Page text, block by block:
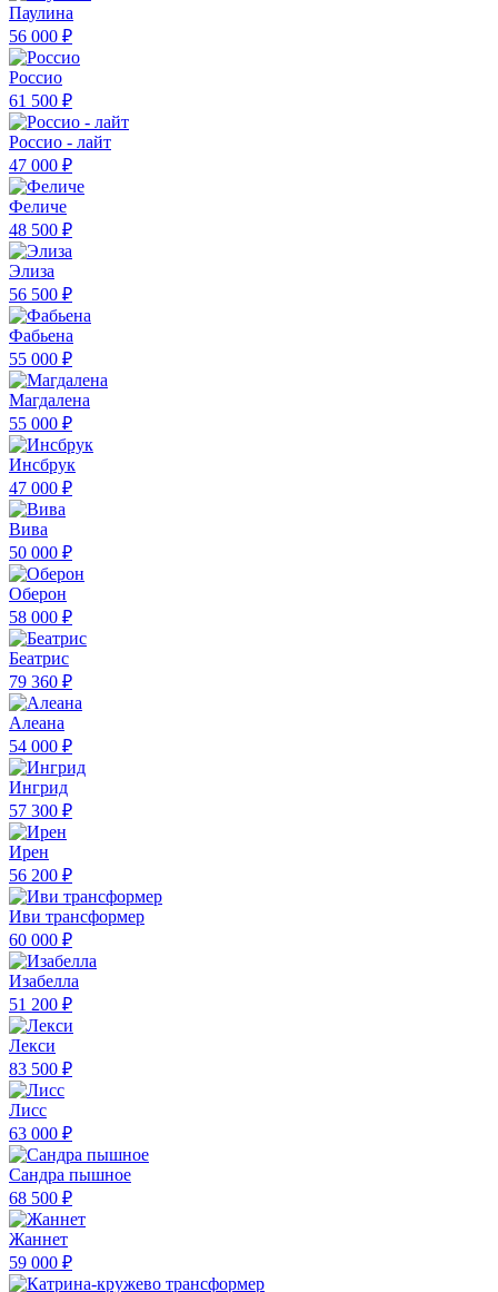
Паулина
56 000 ₽
Россио
61 500 ₽
Россио - лайт
47 000 ₽
Феличе
48 500 ₽
Элиза
56 500 ₽
Фабьена
55 000 ₽
Магдалена
55 000 ₽
Инсбрук
47 000 ₽
Вива
50 000 ₽
Оберон
58 000 ₽
Беатрис
79 360 ₽
Алеана
54 000 ₽
Ингрид
57 300 ₽
Ирен
56 200 ₽
Иви трансформер
60 000 ₽
Изабелла
51 200 ₽
Лекси
83 500 ₽
Лисс
63 000 ₽
Сандра пышное
68 500 ₽
Жаннет
59 000 ₽